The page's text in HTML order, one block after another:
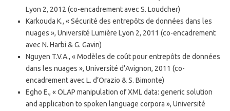
Lyon 2, 2012 (co-encadrement avec S. Loudcher)
Karkouda K., « Sécurité des entrepôts de données dans les
nuages », Université Lumière Lyon 2, 2011 (co-encadrement
avec N. Harbi & G. Gavin)
Nguyen T.V.A., « Modèles de coût pour entrepôts de données
dans les nuages », Université d’Avignon, 2011 (co-
encadrement avec L. d’Orazio & S. Bimonte)
Egho E., « OLAP manipulation of XML data: generic solution
and application to spoken language corpora », Université